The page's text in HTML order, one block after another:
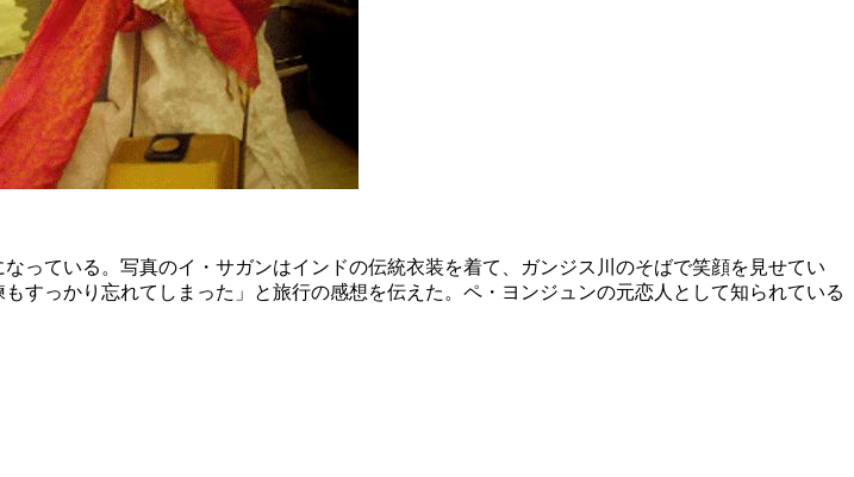
っている。写真のイ・サガンはインドの伝統衣装を着て、ガンジス川のそばで笑顔を見せてい
すっかり忘れてしまった」と旅行の感想を伝えた。ペ・ヨンジュンの元恋人として知られている